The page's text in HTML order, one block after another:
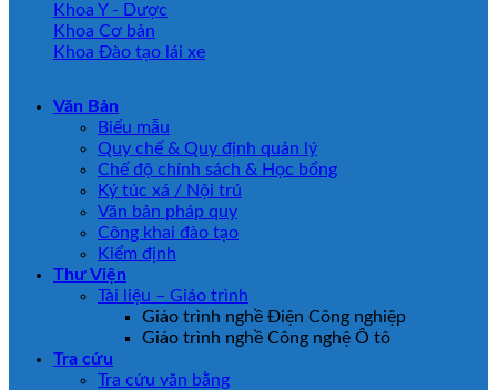
Khoa Y - Dược
Khoa Cơ bản
Khoa Đào tạo lái xe
Văn Bản
Biểu mẫu
Quy chế & Quy định quản lý
Chế độ chính sách & Học bổng
Ký túc xá / Nội trú
Văn bản pháp quy
Công khai đào tạo
Kiểm định
Thư Viện
Tài liệu – Giáo trình
Giáo trình nghề Điện Công nghiệp
Giáo trình nghề Công nghệ Ô tô
Tra cứu
Tra cứu văn bằng